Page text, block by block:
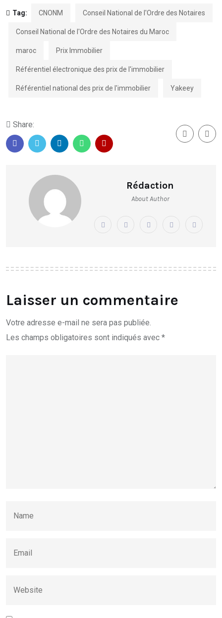
Tag: CNONM Conseil National de l'Ordre des Notaires
Conseil National de l'Ordre des Notaires du Maroc
maroc Prix Immobilier
Référentiel électronique des prix de l'immobilier
Référentiel national des prix de l'immobilier Yakeey
Share:
Rédaction
About Author
Laisser un commentaire
Votre adresse e-mail ne sera pas publiée.
Les champs obligatoires sont indiqués avec *